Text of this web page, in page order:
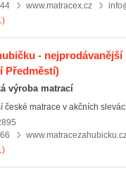
www.matracex.cz
- nejprodávanější
Předměstí)
výroba matrací
české matrace v akčních